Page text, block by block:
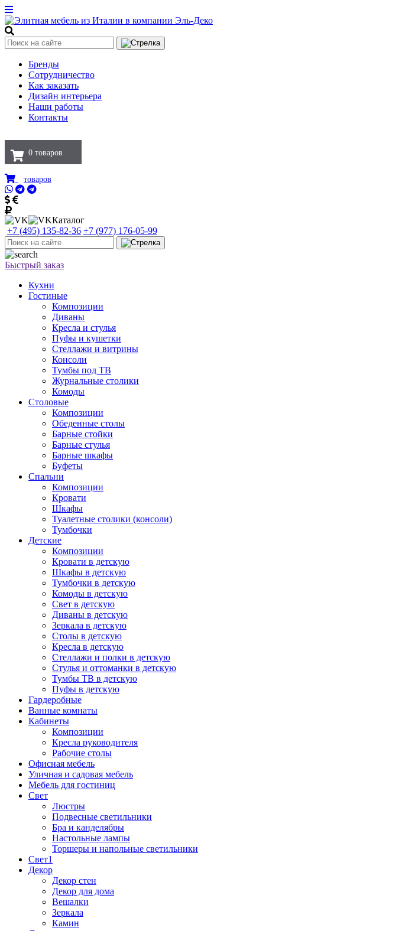
Бренды
Сотрудничество
Как заказать
Дизайн интерьера
Наши работы
Контакты
0 товаров
товаров
Каталог
+7 (495) 135-82-36 +7 (977) 176-05-99
Быстрый заказ
Кухни
Гостиные
Композиции
Диваны
Кресла и стулья
Пуфы и кушетки
Стеллажи и витрины
Консоли
Тумбы под ТВ
Журнальные столики
Комоды
Столовые
Композиции
Обеденные столы
Барные стойки
Барные стулья
Барные шкафы
Буфеты
Спальни
Композиции
Кровати
Шкафы
Туалетные столики (консоли)
Тумбочки
Детские
Композиции
Кровати в детскую
Шкафы в детскую
Тумбочки в детскую
Комоды в детскую
Свет в детскую
Диваны в детскую
Зеркала в детскую
Столы в детскую
Кресла в детскую
Стеллажи и полки в детскую
Стулья и оттоманки в детскую
Тумбы ТВ в детскую
Пуфы в детскую
Гардеробные
Ванные комнаты
Кабинеты
Композиции
Кресла руководителя
Рабочие столы
Офисная мебель
Уличная и садовая мебель
Мебель для гостиниц
Свет
Люстры
Подвесные светильники
Бра и канделябры
Настольные лампы
Торшеры и напольные светильники
Свет1
Декор
Декор стен
Декор для дома
Вешалки
Зеркала
Камин